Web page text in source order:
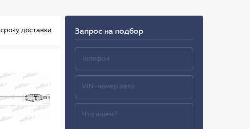
сроку доставки Запрос на подбор